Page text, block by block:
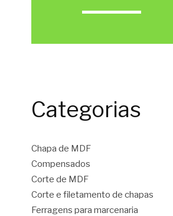
Categorias
Chapa de MDF
Compensados
Corte de MDF
Corte e filetamento de chapas
Ferragens para marcenaria